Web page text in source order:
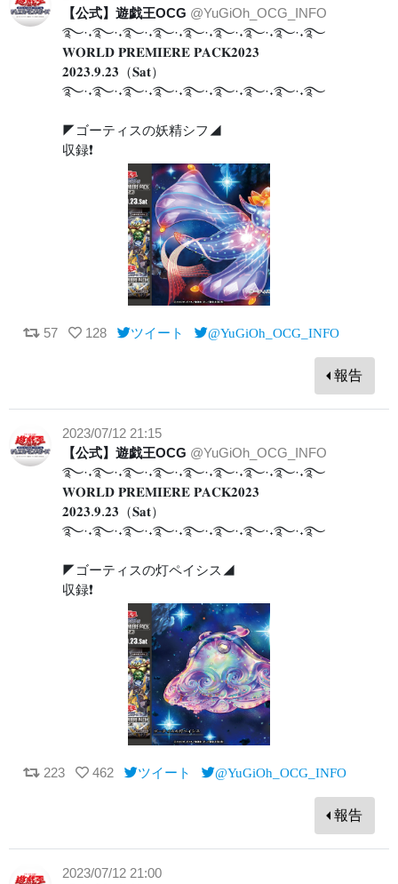
【公式】遊戯王OCG @YuGiOh_OCG_INFO
࿐·˖࿐·˖࿐·˖࿐·˖࿐·˖࿐·˖࿐·˖࿐·˖࿐
𝐖𝐎𝐑𝐋𝐃 𝐏𝐑𝐄𝐌𝐈𝐄𝐑𝐄 𝐏𝐀𝐂𝐊𝟐𝟎𝟐𝟑
𝟐𝟎𝟐𝟑.𝟗.𝟐𝟑（𝐒𝐚𝐭）
࿐·˖࿐·˖࿐·˖࿐·˖࿐·˖࿐·˖࿐·˖࿐·˖࿐
◤ゴーティスの妖精シフ◢
収録❗️
57 128 ツイート @YuGiOh_OCG_INFO
報告
2023/07/12 21:15
【公式】遊戯王OCG @YuGiOh_OCG_INFO
࿐·˖࿐·˖࿐·˖࿐·˖࿐·˖࿐·˖࿐·˖࿐·˖࿐
𝐖𝐎𝐑𝐋𝐃 𝐏𝐑𝐄𝐌𝐈𝐄𝐑𝐄 𝐏𝐀𝐂𝐊𝟐𝟎𝟐𝟑
𝟐𝟎𝟐𝟑.𝟗.𝟐𝟑（𝐒𝐚𝐭）
࿐·˖࿐·˖࿐·˖࿐·˖࿐·˖࿐·˖࿐·˖࿐·˖࿐
◤ゴーティスの灯ペイシス◢
収録❗️
223 462 ツイート @YuGiOh_OCG_INFO
報告
2023/07/12 21:00